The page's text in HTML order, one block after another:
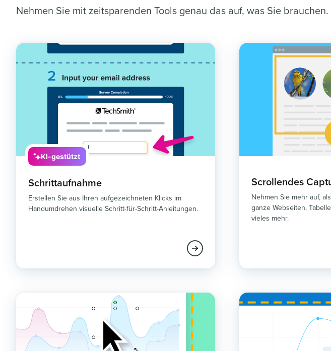
Nehmen Sie mit zeitsparenden Tools genau das auf, was Sie brauchen.
KI-gestützt
Schrittaufnahme
Erstellen Sie aus Ihren aufgezeichneten Klicks im
Handumdrehen visuelle Schritt-für-Schritt-Anleitungen.
Scrollendes
Nehmen Sie mehr auf,
ganze Webseiten,
vieles mehr.